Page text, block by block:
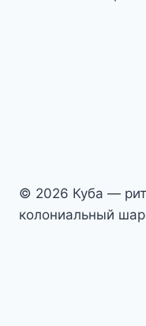
© 2026 Куба —
колониальный